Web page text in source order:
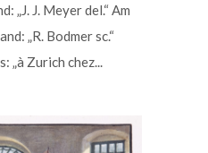
„J. J. Meyer del.“ Am
„R. Bodmer sc.“
„à Zurich chez...